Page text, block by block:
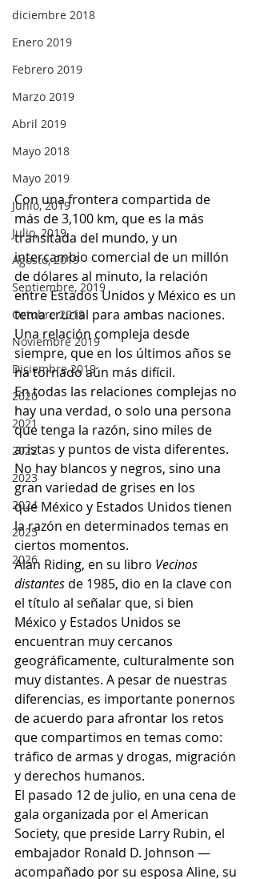
diciembre 2018
Enero 2019
Febrero 2019
Marzo 2019
Abril 2019
Mayo 2018
Mayo 2019
Junio, 2019
Julio, 2019
Agosto, 2019
Septiembre, 2019
Octubre 2019
Noviembre 2019
Diciembre 2019
2020
2021
2022
2023
2024
2025
2026
Con una frontera compartida de
más de 3,100 km, que es la más
transitada del mundo, y un
intercambio comercial de un millón
de dólares al minuto, la relación
entre Estados Unidos y México es un
tema crucial para ambas naciones.
Una relación compleja desde
siempre, que en los últimos años se
ha tornado aún más difícil.
En todas las relaciones complejas no
hay una verdad, o solo una persona
que tenga la razón, sino miles de
aristas y puntos de vista diferentes.
No hay blancos y negros, sino una
gran variedad de grises en los
que México y Estados Unidos tienen
la razón en determinados temas en
ciertos momentos.
Alan Riding, en su libro Vecinos
distantes de 1985, dio en la clave con
el título al señalar que, si bien
México y Estados Unidos se
encuentran muy cercanos
geográficamente, culturalmente son
muy distantes. A pesar de nuestras
diferencias, es importante ponernos
de acuerdo para afrontar los retos
que compartimos en temas como:
tráfico de armas y drogas, migración
y derechos humanos.
El pasado 12 de julio, en una cena de
gala organizada por el American
Society, que preside Larry Rubin, el
embajador Ronald D. Johnson —
acompañado por su esposa Aline, su